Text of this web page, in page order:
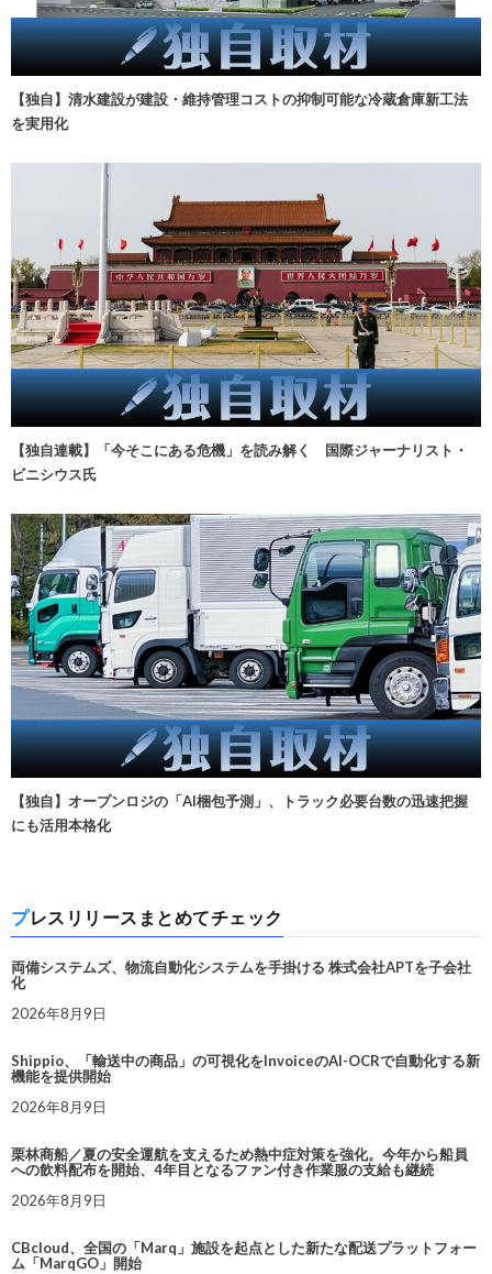
【独自】清水建設が建設・維持管理コストの抑制可能な冷蔵倉庫新工法
を実用化
【独自連載】「今そこにある危機」を読み解く 国際ジャーナリスト・
ビニシウス氏
【独自】オープンロジの「AI梱包予測」、トラック必要台数の迅速把握
にも活用本格化
プレスリリースまとめてチェック
両備システムズ、物流自動化システムを手掛ける 株式会社APTを子会社
化
2026年8月9日
Shippio、「輸送中の商品」の可視化をInvoiceのAI-OCRで自動化する新
機能を提供開始
2026年8月9日
栗林商船／夏の安全運航を支えるため熱中症対策を強化。今年から船員
への飲料配布を開始、4年目となるファン付き作業服の支給も継続
2026年8月9日
CBcloud、全国の「Marq」施設を起点とした新たな配送プラットフォー
ム「MarqGO」開始